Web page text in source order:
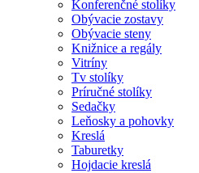
Konferenčné stolíky
Obývacie zostavy
Obývacie steny
Knižnice a regály
Vitríny
Tv stolíky
Príručné stolíky
Sedačky
Leňosky a pohovky
Kreslá
Taburetky
Hojdacie kreslá